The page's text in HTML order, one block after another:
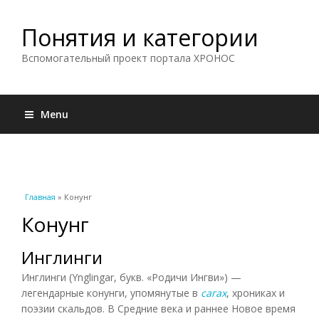
Понятия и категории
Вспомогательный проект портала ХРОНОС
Menu
Вы здесь
Главная » Конунг
Конунг
Инглинги
Инглинги (Ynglingar, букв. «Родичи Ингви») —
легендарные конунги, упомянутые в сагах, хрониках и
поэзии скальдов. В Средние века и раннее Новое время